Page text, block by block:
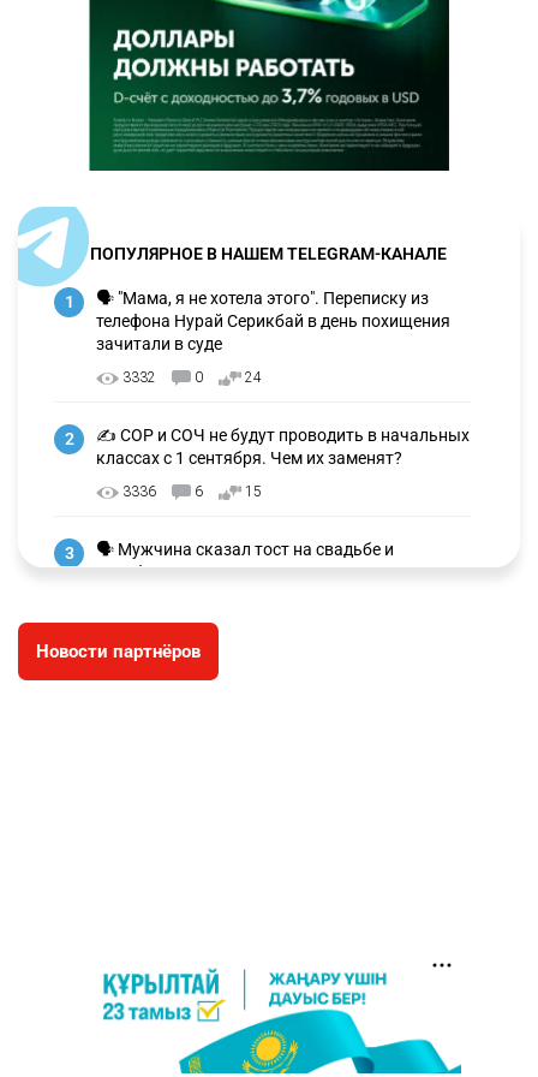
ПОПУЛЯРНОЕ В НАШЕМ TELEGRAM-КАНАЛЕ
1
🗣 "Мама, я не хотела этого". Переписку из
телефона Нурай Серикбай в день похищения
зачитали в суде
3332 0 24
2
✍️ СОР и СОЧ не будут проводить в начальных
классах с 1 сентября. Чем их заменят?
3336 6 15
3
🗣 Мужчина сказал тост на свадьбе и
заработал уголовное дело
🐏 Скота больше, а мясо дороже. Почему в
Казахстане продолжают расти цены на
2798 2
🇫🇷 Клуб ПСЖ объявил об открытии своей
Новости партнёров